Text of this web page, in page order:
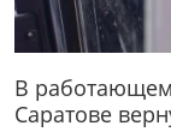
В работающем
Саратове